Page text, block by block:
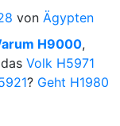
von Ägypten
H9000,
Volk H5971
? Geht H1980